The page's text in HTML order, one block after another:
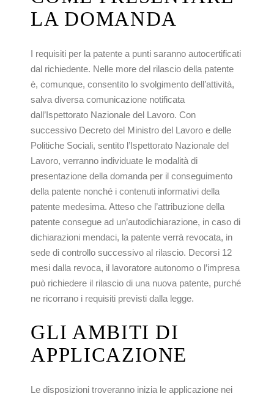
LA DOMANDA
I requisiti per la patente a punti saranno autocertificati
dal richiedente. Nelle more del rilascio della patente
è, comunque, consentito lo svolgimento dell’attività,
salva diversa comunicazione notificata
dall’Ispettorato Nazionale del Lavoro. Con
successivo Decreto del Ministro del Lavoro e delle
Politiche Sociali, sentito l’Ispettorato Nazionale del
Lavoro, verranno individuate le modalità di
presentazione della domanda per il conseguimento
della patente nonché i contenuti informativi della
patente medesima. Atteso che l’attribuzione della
patente consegue ad un’autodichiarazione, in caso di
dichiarazioni mendaci, la patente verrà revocata, in
sede di controllo successivo al rilascio. Decorsi 12
mesi dalla revoca, il lavoratore autonomo o l’impresa
può richiedere il rilascio di una nuova patente, purché
ne ricorrano i requisiti previsti dalla legge.
GLI AMBITI DI
APPLICAZIONE
Le disposizioni troveranno inizia le applicazione nei